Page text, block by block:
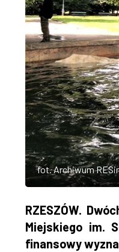
fot. Archiwum
RZESZÓW.
Miejskiego im.
finansowy